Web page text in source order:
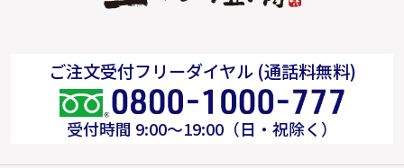
ご注文受付フリーダイヤル (通話料無料)
受付時間 9:00～19:00（日・祝除く）